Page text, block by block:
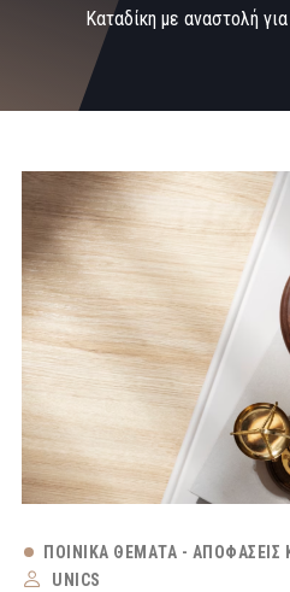
Καταδίκη με αναστολή
ΠΟΙΝΙΚΆ ΘΈΜΑΤΑ - ΑΠΟΦΆΣΕΙΣ
UNICS